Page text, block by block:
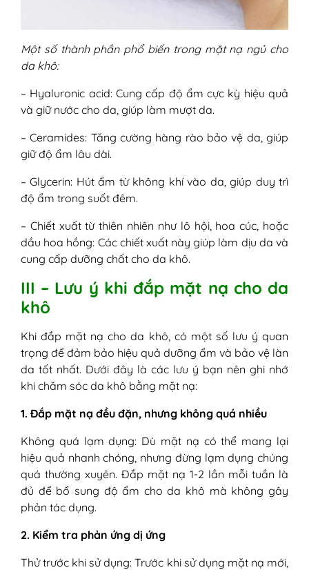
Một số thành phần phổ biến trong mặt nạ ngủ cho
da khô:
– Hyaluronic acid: Cung cấp độ ẩm cực kỳ hiệu quả
và giữ nước cho da, giúp làm mượt da.
– Ceramides: Tăng cường hàng rào bảo vệ da, giúp
giữ độ ẩm lâu dài.
– Glycerin: Hút ẩm từ không khí vào da, giúp duy trì
độ ẩm trong suốt đêm.
– Chiết xuất từ thiên nhiên như lô hội, hoa cúc, hoặc
dầu hoa hồng: Các chiết xuất này giúp làm dịu da và
cung cấp dưỡng chất cho da khô.
III – Lưu ý khi đắp mặt nạ cho da
khô
Khi đắp mặt nạ cho da khô, có một số lưu ý quan
trọng để đảm bảo hiệu quả dưỡng ẩm và bảo vệ làn
da tốt nhất. Dưới đây là các lưu ý bạn nên ghi nhớ
khi chăm sóc da khô bằng mặt nạ:
1. Đắp mặt nạ đều đặn, nhưng không quá nhiều
Không quá lạm dụng: Dù mặt nạ có thể mang lại
hiệu quả nhanh chóng, nhưng đừng lạm dụng chúng
quá thường xuyên. Đắp mặt nạ 1-2 lần mỗi tuần là
đủ để bổ sung độ ẩm cho da khô mà không gây
phản tác dụng.
2. Kiểm tra phản ứng dị ứng
Thử trước khi sử dụng: Trước khi sử dụng mặt nạ mới,